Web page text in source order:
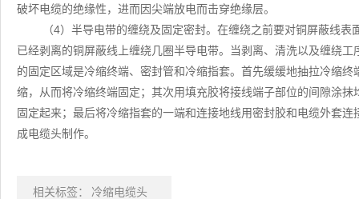
破坏电缆的绝缘性，进而因尖端放电而击穿绝缘层。
（4）半导电带的缠绕及固定密封。在缠绕之前要对铜屏蔽线
已经剥离的铜屏蔽线上缠绕几圈半导电带。当剥离、清洗以及缠绕
的固定区域是冷缩终端、密封管和冷缩指套。首先缓缓地抽拉冷缩
缩，从而将冷缩终端固定；其次用填充胶将接线端子部位的间隙涂
固定起来；最后将冷缩指套的一端和连接地线用密封胶和电缆外套
成电缆头制作。
相关标签： 冷缩电缆头